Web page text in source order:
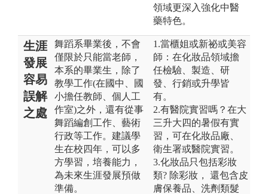
領域更深入強化中醫
藥特色。
生涯
發展
容易
誤解
之處
舞蹈系畢業後，不會
僅限於只能當老師，
本系的畢業生，除了
教學工作(在國中、國
小擔任教師、個人工
作室)之外，還有從事
舞蹈編創工作、藝術
行政等工作。建議學
生在校四年，可以多
方學習，培養能力，
為未來生涯發展預做
準備。
1.當櫃姐或新祕或美容
師：在化妝品領域擔
任檢驗、製造、研
發、行銷或升學皆
有。
2.有醫院實習嗎？在大
三升大四的暑假有實
習，可在化妝品廠、
衛生署或醫院實習。
3.化妝品只包括彩妝
類? 除彩妝， 還包含皮
膚保養品、洗劑類髮